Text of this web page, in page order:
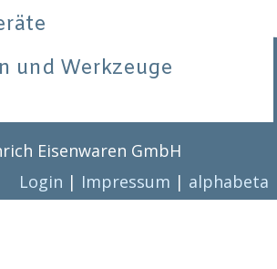
und Werkzeuge
Eisenwaren GmbH
Login | Impressum | alphabeta